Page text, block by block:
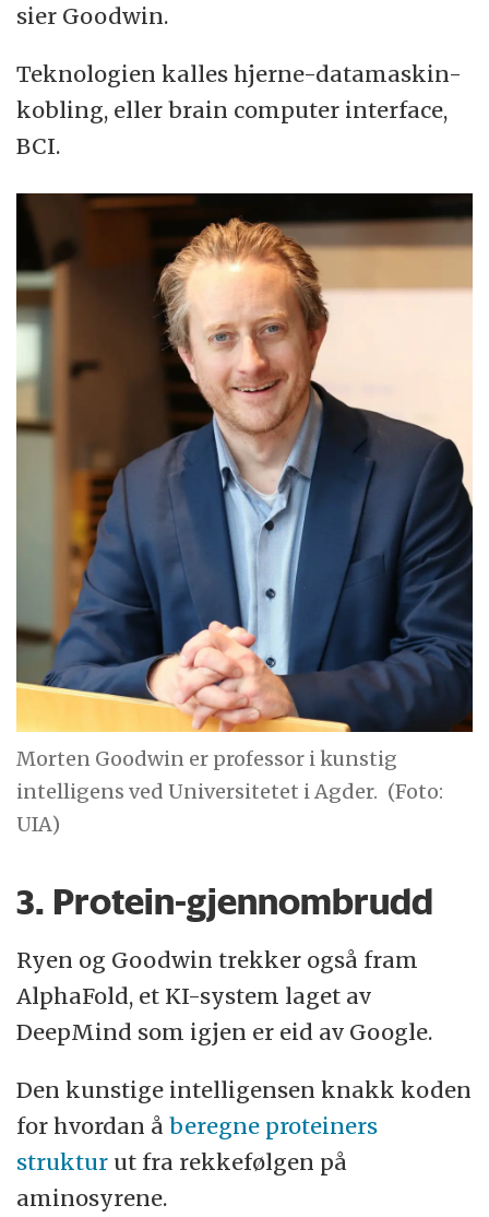
sier Goodwin.
Teknologien kalles hjerne-datamaskin-
kobling, eller brain computer interface,
BCI.
Morten Goodwin er professor i kunstig
intelligens ved Universitetet i Agder. (Foto:
UIA)
3. Protein-gjennombrudd
Ryen og Goodwin trekker også fram
AlphaFold, et KI-system laget av
DeepMind som igjen er eid av Google.
Den kunstige intelligensen knakk koden
for hvordan åberegne proteiners
struktur ut fra rekkefølgen på
aminosyrene.